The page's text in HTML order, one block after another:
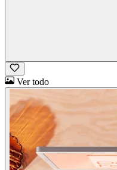
Ver todo